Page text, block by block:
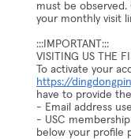
must be
your monthly visit
:::IMPORTANT:::
VISITING US THE
To activate your
https://
have to provide
- Email address
- USC
below your profile